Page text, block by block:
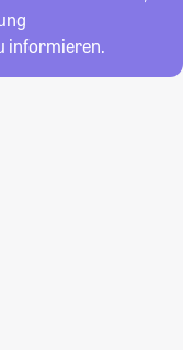
informieren.